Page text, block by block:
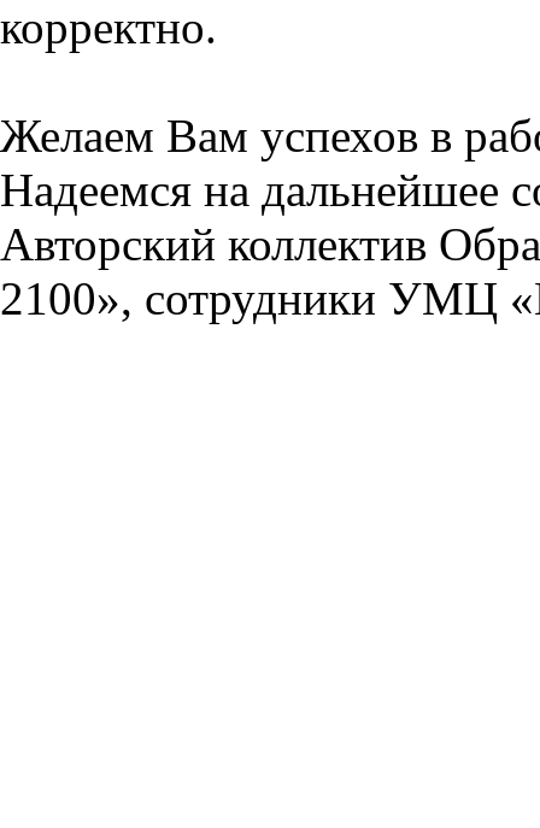
корректно.
Желаем Вам успехов в
Надеемся на дальнейшее
Авторский коллектив
2100», сотрудники УМЦ